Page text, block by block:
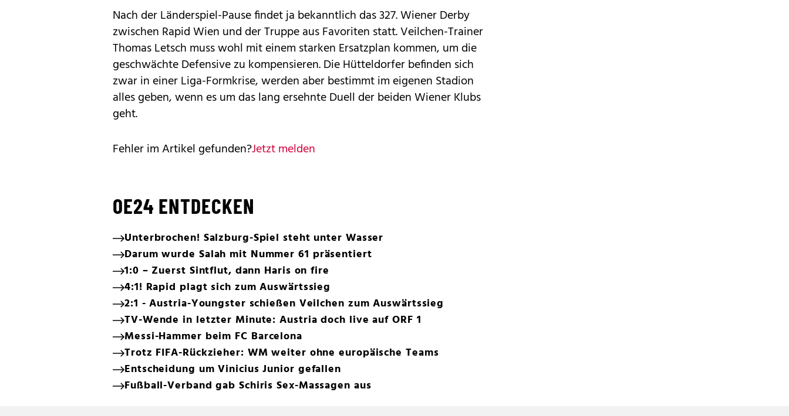
Nach der Länderspiel-Pause findet ja bekanntlich das 327. Wiener Derby
zwischen Rapid Wien und der Truppe aus Favoriten statt. Veilchen-Trainer
Thomas Letsch muss wohl mit einem starken Ersatzplan kommen, um die
geschwächte Defensive zu kompensieren. Die Hütteldorfer befinden sich
zwar in einer Liga-Formkrise, werden aber bestimmt im eigenen Stadion
alles geben, wenn es um das lang ersehnte Duell der beiden Wiener Klubs
geht.
Fehler im Artikel gefunden?Jetzt melden
OE24 ENTDECKEN
Unterbrochen! Salzburg-Spiel steht unter Wasser
Darum wurde Salah mit Nummer 61 präsentiert
1:0 – Zuerst Sintflut, dann Haris on fire
4:1! Rapid plagt sich zum Auswärtssieg
2:1 - Austria-Youngster schießen Veilchen zum Auswärtssieg
TV-Wende in letzter Minute: Austria doch live auf ORF 1
Messi-Hammer beim FC Barcelona
Trotz FIFA-Rückzieher: WM weiter ohne europäische Teams
Entscheidung um Vinicius Junior gefallen
Fußball-Verband gab Schiris Sex-Massagen aus